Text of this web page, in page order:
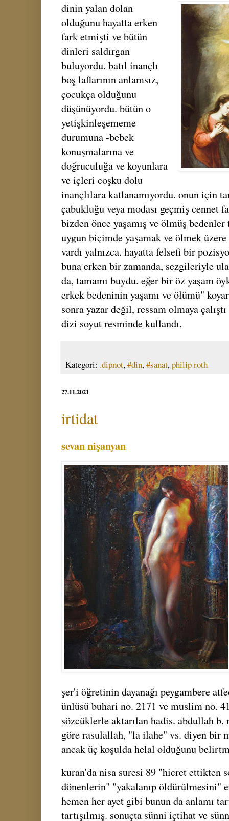
dinin yalan dolan
olduğunu hayatta erken
fark etmişti ve bütün
dinleri saldırgan
buluyordu. batıl inançlı
boş laflarının anlamsız,
çocukça olduğunu
düşünüyordu. bütün o
yetişkinleşememe
durumuna -bebek
konuşmalarına ve
doğruculuğa ve koyunlara
ve içleri coşku dolu
inançlılara katlanamıyordu. onun için
çabukluğu veya modası geçmiş cennet
bizden önce yaşamış ve ölmüş
uygun biçimde yaşamak ve ölmek
vardı yalnızca. hayatta felsefi bir
buna erken bir zamanda, sezgileriyle
da, tamamı buydu. eğer bir öz yaşam
erkek bedeninin yaşamı ve ölümü"
sonra yazar değil, ressam olmaya
dizi soyut resminde kullandı.
Kategori: .dipnot, #din, #sanat, philip roth
27.11.2021
irtidat
sevan nişanyan
şer'i öğretinin dayanağı peygambere
ünlüsü buhari no. 2171 ve muslim no.
sözcüklerle aktarılan hadis. abdullah
göre rasulallah, "la ilahe" vs. diyen bir
ancak üç koşulda helal olduğunu
kuran'da nisa suresi 89 "hicret ettikten
dönenlerin" "yakalanıp öldürülmesini"
hemen her ayet gibi bunun da anlamı
tartışılmış. sonuçta sünni içtihat ve